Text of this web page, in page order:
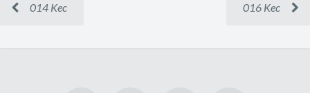
014 Kec 016 Kec